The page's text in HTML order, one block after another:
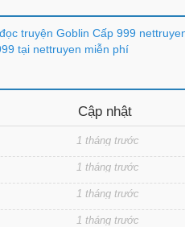
đọc truyện Goblin Cấp 999
tại nettruyen miễn phí
Cập nhật
1 tháng trước
1 tháng trước
1 tháng trước
1 tháng trước